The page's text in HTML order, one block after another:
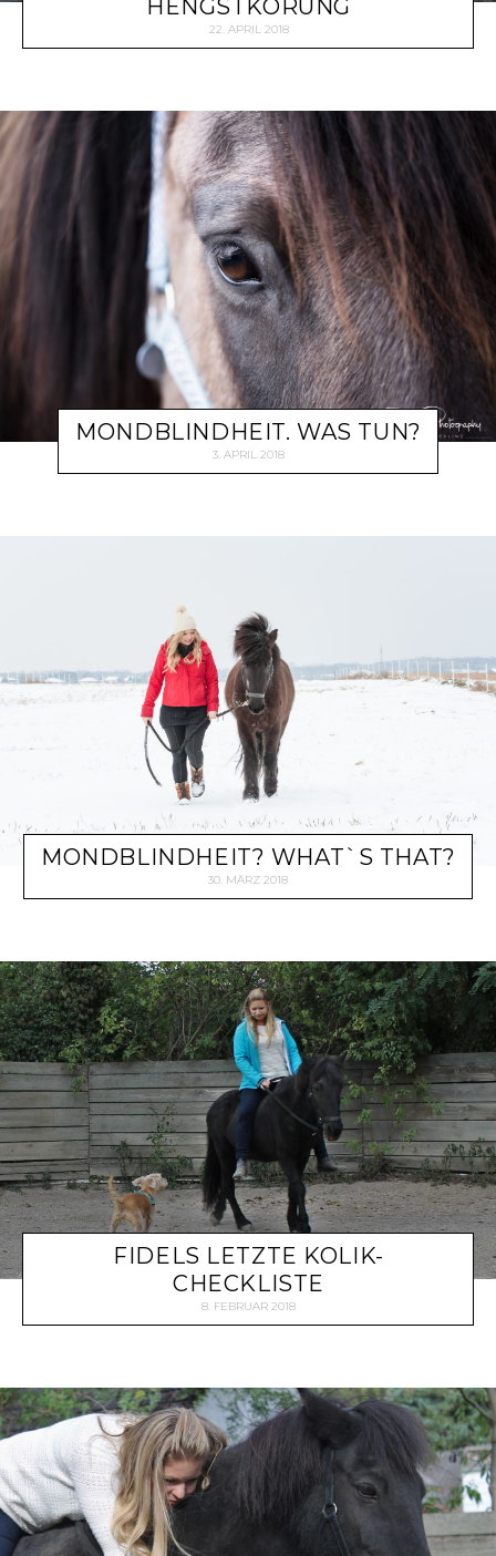
HENGSTKÖRUNG
22. APRIL 2018
MONDBLINDHEIT. WAS TUN?
3. APRIL 2018
MONDBLINDHEIT? WHAT`S THAT?
30. MÄRZ 2018
FIDELS LETZTE KOLIK-
CHECKLISTE
8. FEBRUAR 2018